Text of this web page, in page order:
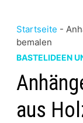
Startseite -
bemalen
BASTELIDEEN
aus